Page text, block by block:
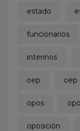
estado
funcionarios
interinos
oep oep
opos
oposición